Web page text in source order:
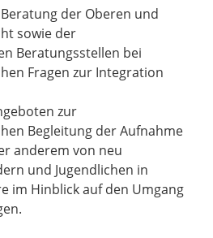
der Oberen und
sowie der
Beratungsstellen bei
Fragen zur Integration
zur
Begleitung der Aufnahme
anderem von neu
und Jugendlichen in
im Hinblick auf den Umgang